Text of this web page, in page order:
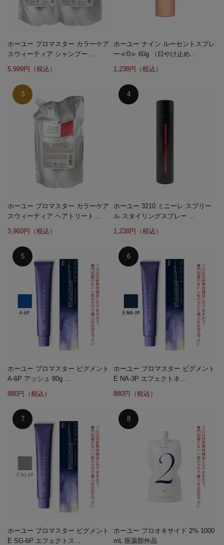
ホーユー プロマスター カラーケア
スウィーティア シャンプー ...
5,999円（税込）
ホーユー ナイン ルーセントスプレ
ー≪0≫ 60g （日やけ止め...
1,238円（税込）
ホーユー プロマスター カラーケア
スウィーティア ヘアトリート...
3,960円（税込）
ホーユー 3210 ミニーレ スプリー
ル スタイリングスプレー ...
1,238円（税込）
ホーユー プロマスター ピグメント
A-6P アッシュ 80g ...
880円（税込）
ホーユー プロマスター ピグメント
E NA-3P エフェクトネ...
880円（税込）
ホーユー プロマスター ピグメント
E SG-6P エフェクトス...
ホーユー プロオキサイド 2% 1000
mL 医薬部外品